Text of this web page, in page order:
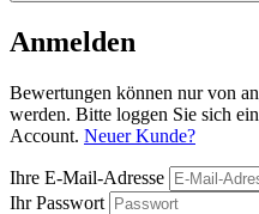
Anmelden
Bewertungen können nur von
werden. Bitte loggen Sie sich
Account. Neuer Kunde?
Ihre E-Mail-Adresse
Ihr Passwort